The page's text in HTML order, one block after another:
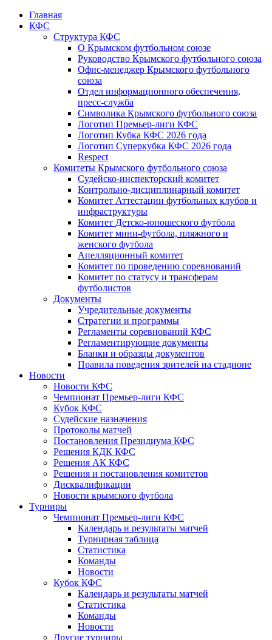
Главная
КФС
Структура КФС
О Крымском футбольном союзе
Руководство Крымского футбольного союза
Офис-менеджер Крымского футбольного
союза
Отдел информационного обеспечения,
пресс-служба
Символика Крымского футбольного союза
Логотип Премьер-лиги КФС
Логотип Кубка КФС 2026 года
Логотип Суперкубка КФС 2026 года
Respect
Комитеты Крымского футбольного союза
Судейско-инспекторский комитет
Контрольно-дисциплинарный комитет
Комитет Аттестации футбольных клубов и
инфраструктуры
Комитет Детско-юношеского футбола
Комитет мини-футбола, пляжного и
женского футбола
Апелляционный комитет
Комитет по проведению соревнований
Комитет по статусу и трансферам
футболистов
Документы
Учредительные документы
Стратегии и программы
Регламенты соревнований КФС
Регламентирующие документы
Бланки и образцы документов
Правила поведения зрителей на стадионе
Новости
Новости КФС
Чемпионат Премьер-лиги КФС
Кубок КФС
Судейские назначения
Протоколы матчей
Постановления Президиума КФС
Решения КДК КФС
Решения АК КФС
Решения и постановления комитетов
Дисквалификации
Новости крымского футбола
Турниры
Чемпионат Премьер-лиги КФС
Календарь и результаты матчей
Турнирная таблица
Статистика
Команды
Новости
Кубок КФС
Календарь и результаты матчей
Статистика
Команды
Новости
Другие турниры